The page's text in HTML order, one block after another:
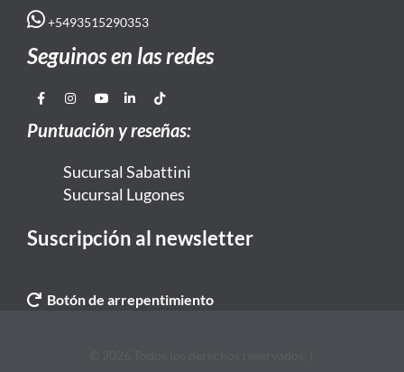
+5493515290353
Seguinos en las redes
Puntuación y reseñas:
Sucursal Sabattini
Sucursal Lugones
Suscripción al newsletter
Botón de arrepentimiento